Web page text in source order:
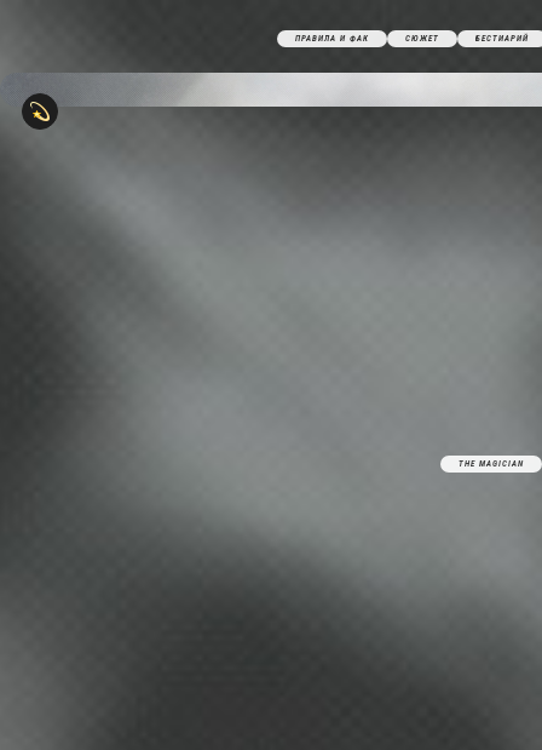
THE MAGICIAN
ПРАВИЛА И ФАК СЮЖЕТ БЕСТИАРИЙ